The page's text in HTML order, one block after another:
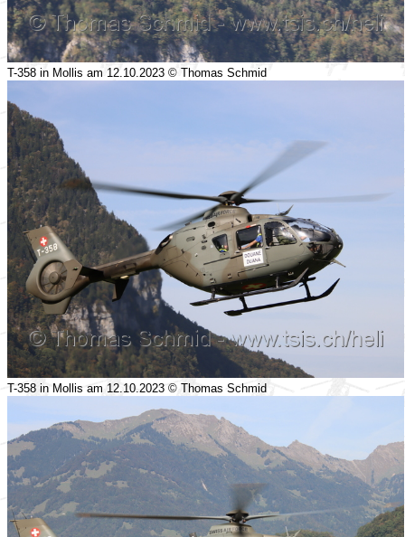
T-358 in Mollis am 12.10.2023 © Thomas Schmid
T-358 in Mollis am 12.10.2023 © Thomas Schmid